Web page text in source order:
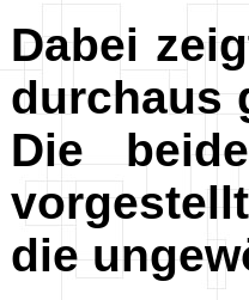
Dabei
durchaus
Die
die